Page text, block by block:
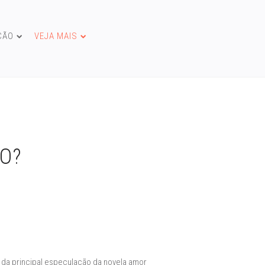
VEJA MAIS
principal especulação da novela amor